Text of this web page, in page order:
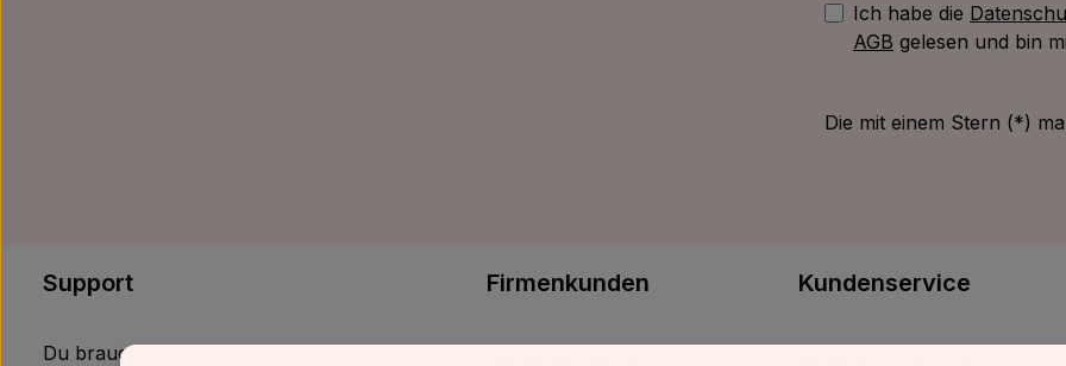
Ich habe die
AGB gelesen und bin
Die mit einem Stern (*)
Support
Du brauchst Hilfe oder hast
Firmenkunden Kundenservice